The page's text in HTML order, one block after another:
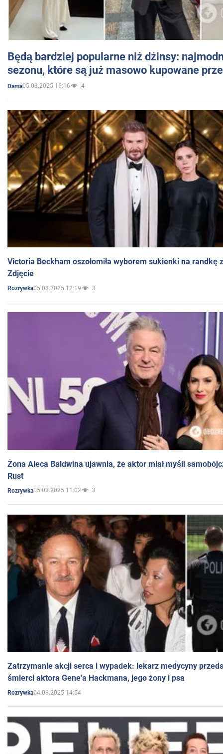
Będą bardziej popularne niż dżinsy:
sezonu, które są już masowo kupowane
Dama05.03.2025 16:16 4
Victoria Beckham oszołomiła wyborem sukienki na randkę
Zdjęcie
Rozrywka05.03.2025 12:19 3
Żona Aleca Baldwina ujawnia, że aktor miał myśli
Rust
Rozrywka05.03.2025 11:02 3
Zatrzymanie akcji serca i wypadek: lekarz medycyny
śmierci aktora Gene'a Hackmana, jego żony i psa
Rozrywka04.03.2025 14:54